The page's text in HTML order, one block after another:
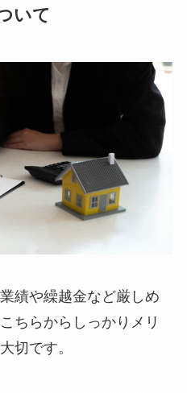
いて
績や繰越金など厳しめ
ちらからしっかりメリ
切です。